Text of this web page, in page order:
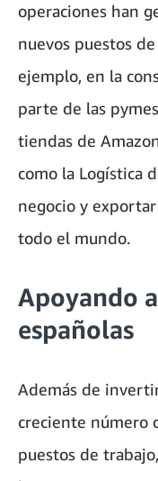
operaciones han
nuevos puestos
ejemplo, en la
parte de las
tiendas de
como la Logística
negocio y
todo el mundo.
Apoyando
españolas
Además de
creciente número
puestos de